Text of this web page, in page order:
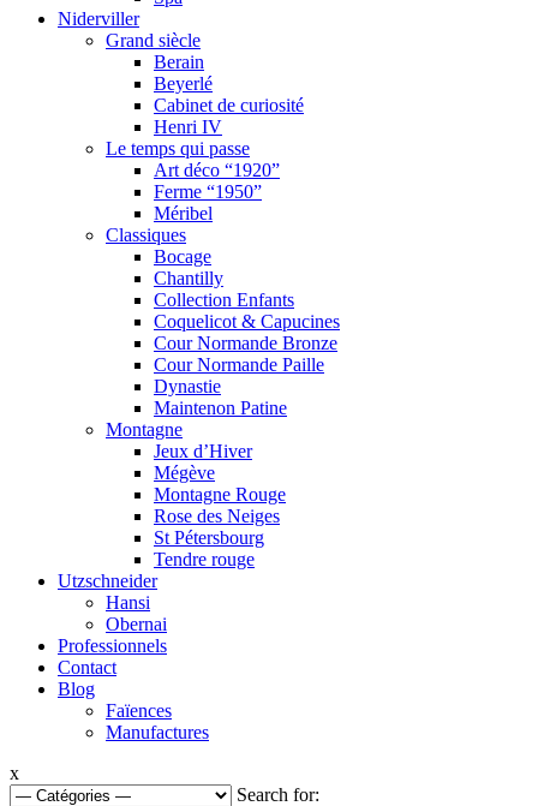
Niderviller
Grand siècle
Berain
Beyerlé
Cabinet de curiosité
Henri IV
Le temps qui passe
Art déco “1920”
Ferme “1950”
Méribel
Classiques
Bocage
Chantilly
Collection Enfants
Coquelicot & Capucines
Cour Normande Bronze
Cour Normande Paille
Dynastie
Maintenon Patine
Montagne
Jeux d’Hiver
Mégève
Montagne Rouge
Rose des Neiges
St Pétersbourg
Tendre rouge
Utzschneider
Hansi
Obernai
Professionnels
Contact
Blog
Faïences
Manufactures
x
Search for: